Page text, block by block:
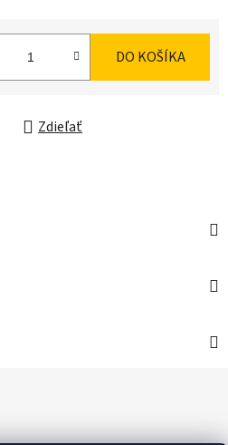
DO KOŠÍKA
Zdieľať